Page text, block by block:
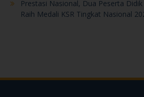
PTSP Online